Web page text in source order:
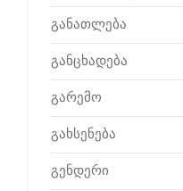
განათლება
განცხადება
გარემო
გახსენება
გენდერი